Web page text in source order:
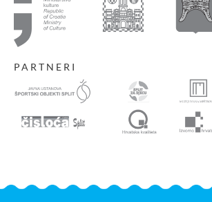
PARTNERI